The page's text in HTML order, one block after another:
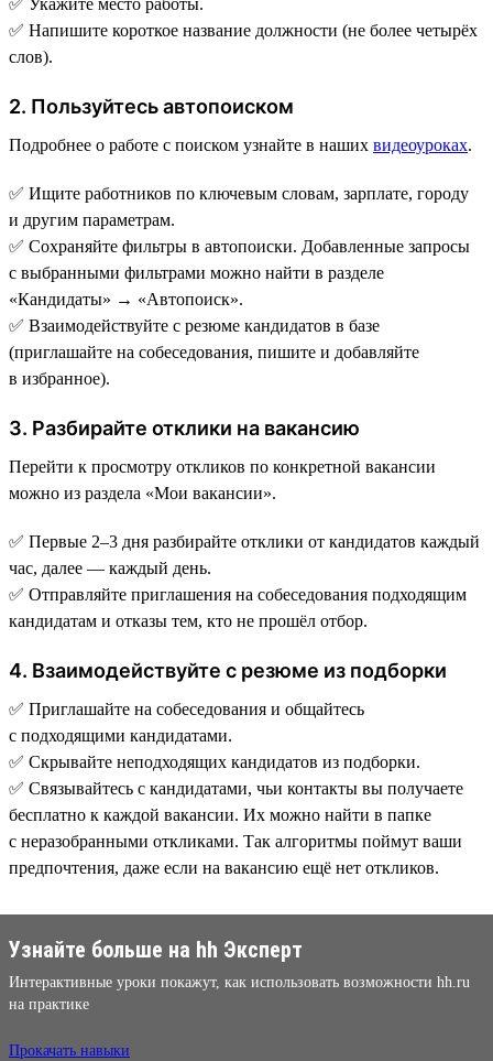
✅ Напишите короткое название должности (не более четырёх
слов).
2. Пользуйтесь автопоиском
Подробнее о работе с поиском узнайте в наших видеоуроках.
✅ Ищите работников по ключевым словам, зарплате, городу
и другим параметрам.
✅ Сохраняйте фильтры в автопоиски. Добавленные запросы
с выбранными фильтрами можно найти в разделе
«Кандидаты» → «Автопоиск».
✅ Взаимодействуйте с резюме кандидатов в базе
(приглашайте на собеседования, пишите и добавляйте
в избранное).
3. Разбирайте отклики на вакансию
Перейти к просмотру откликов по конкретной вакансии
можно из раздела «Мои вакансии».
✅ Первые 2–3 дня разбирайте отклики от кандидатов каждый
час, далее — каждый день.
✅ Отправляйте приглашения на собеседования подходящим
кандидатам и отказы тем, кто не прошёл отбор.
4. Взаимодействуйте с резюме из подборки
✅ Приглашайте на собеседования и общайтесь
с подходящими кандидатами.
✅ Скрывайте неподходящих кандидатов из подборки.
✅ Связывайтесь с кандидатами, чьи контакты вы получаете
бесплатно к каждой вакансии. Их можно найти в папке
с неразобранными откликами. Так алгоритмы поймут ваши
предпочтения, даже если на вакансию ещё нет откликов.
Узнайте больше на hh Эксперт
Интерактивные уроки покажут, как использовать возможности hh.ru
на практике
Прокачать навыки